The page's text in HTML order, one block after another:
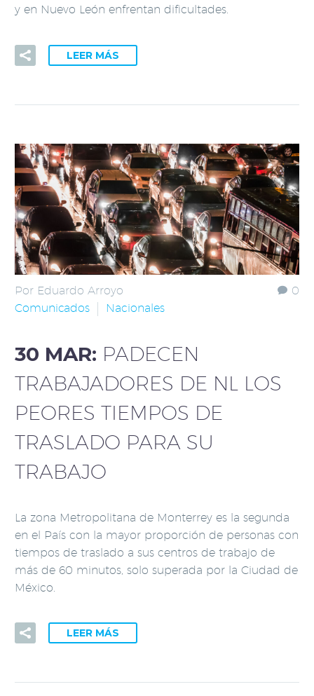
y en Nuevo León enfrentan dificultades.
LEER MÁS
0
Por Eduardo Arroyo
Comunicados
Nacionales
30 MAR: PADECEN
TRABAJADORES DE NL LOS
PEORES TIEMPOS DE
TRASLADO PARA SU
TRABAJO
La zona Metropolitana de Monterrey es la segunda
en el País con la mayor proporción de personas con
tiempos de traslado a sus centros de trabajo de
más de 60 minutos, solo superada por la Ciudad de
México.
LEER MÁS